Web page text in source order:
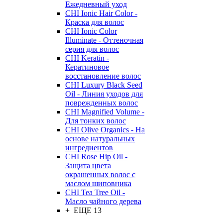
Ежедневный уход
CHI Ionic Hair Color -
Краска для волос
CHI Ionic Color
Illuminate - Оттеночная
серия для волос
CHI Keratin -
Кератиновое
восстановление волос
CHI Luxury Black Seed
Oil - Линия уходов для
поврежденных волос
CHI Magnified Volume -
Для тонких волос
CHI Olive Organics - На
основе натуральных
ингредиентов
CHI Rose Hip Oil -
Защита цвета
окрашенных волос с
маслом шиповника
CHI Tea Tree Oil -
Масло чайного дерева
+ ЕЩЕ 13